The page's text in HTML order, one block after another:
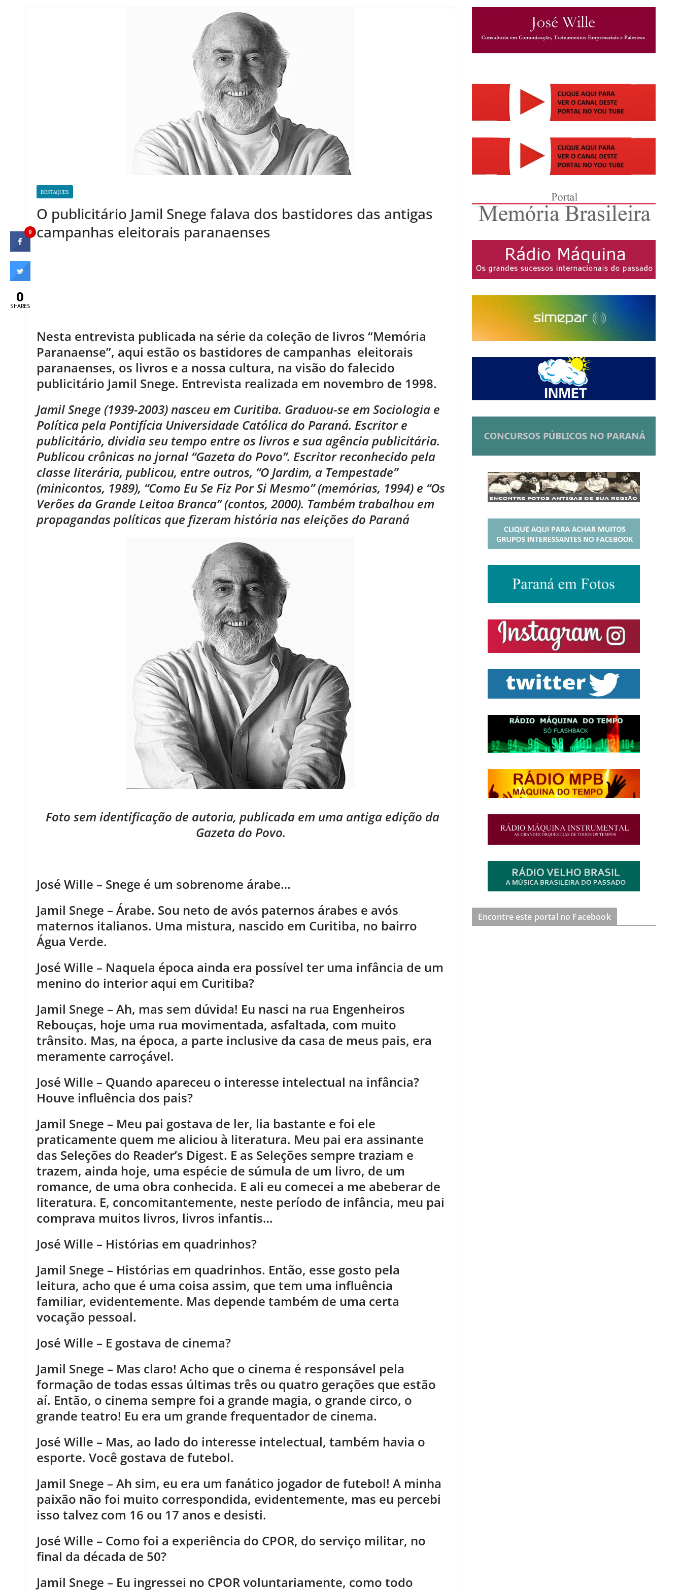
DESTAQUES
O publicitário Jamil Snege falava dos bastidores das antigas
campanhas eleitorais paranaenses
Nesta entrevista publicada na série da coleção de livros “Memória
Paranaense”, aqui estão os bastidores de campanhas eleitorais
paranaenses, os livros e a nossa cultura, na visão do falecido
publicitário Jamil Snege. Entrevista realizada em novembro de 1998.
Jamil Snege (1939-2003) nasceu em Curitiba. Graduou-se em Sociologia e
Política pela Pontifícia Universidade Católica do Paraná. Escritor e
publicitário, dividia seu tempo entre os livros e sua agência publicitária.
Publicou crônicas no jornal “Gazeta do Povo”. Escritor reconhecido pela
classe literária, publicou, entre outros, “O Jardim, a Tempestade”
(minicontos, 1989), “Como Eu Se Fiz Por Si Mesmo” (memórias, 1994) e “Os
Verões da Grande Leitoa Branca” (contos, 2000). Também trabalhou em
propagandas políticas que fizeram história nas eleições do Paraná
Foto sem identificação de autoria, publicada em uma antiga edição da
Gazeta do Povo.
José Wille – Snege é um sobrenome árabe…
Jamil Snege – Árabe. Sou neto de avós paternos árabes e avós
maternos italianos. Uma mistura, nascido em Curitiba, no bairro
Água Verde.
José Wille – Naquela época ainda era possível ter uma infância de um
menino do interior aqui em Curitiba?
Jamil Snege – Ah, mas sem dúvida! Eu nasci na rua Engenheiros
Rebouças, hoje uma rua movimentada, asfaltada, com muito
trânsito. Mas, na época, a parte inclusive da casa de meus pais, era
meramente carroçável.
José Wille – Quando apareceu o interesse intelectual na infância?
Houve influência dos pais?
Jamil Snege – Meu pai gostava de ler, lia bastante e foi ele
praticamente quem me aliciou à literatura. Meu pai era assinante
das Seleções do Reader’s Digest. E as Seleções sempre traziam e
trazem, ainda hoje, uma espécie de súmula de um livro, de um
romance, de uma obra conhecida. E ali eu comecei a me abeberar de
literatura. E, concomitantemente, neste período de infância, meu pai
comprava muitos livros, livros infantis…
José Wille – Histórias em quadrinhos?
Jamil Snege – Histórias em quadrinhos. Então, esse gosto pela
leitura, acho que é uma coisa assim, que tem uma influência
familiar, evidentemente. Mas depende também de uma certa
vocação pessoal.
José Wille – E gostava de cinema?
Jamil Snege – Mas claro! Acho que o cinema é responsável pela
formação de todas essas últimas três ou quatro gerações que estão
aí. Então, o cinema sempre foi a grande magia, o grande circo, o
grande teatro! Eu era um grande frequentador de cinema.
José Wille – Mas, ao lado do interesse intelectual, também havia o
esporte. Você gostava de futebol.
Jamil Snege – Ah sim, eu era um fanático jogador de futebol! A minha
paixão não foi muito correspondida, evidentemente, mas eu percebi
isso talvez com 16 ou 17 anos e desisti.
José Wille – Como foi a experiência do CPOR, do serviço militar, no
final da década de 50?
Jamil Snege – Eu ingressei no CPOR voluntariamente, como todo
Encontre este portal no Facebook
0
0
SHARES